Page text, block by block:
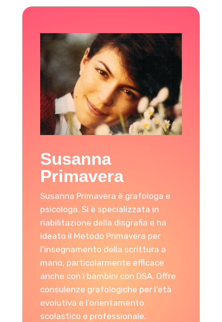
Susanna
Primavera
Susanna Primavera è grafologa e
psicologa. Si è specializzata in
riabilitazione della disgrafia e ha
ideato il Metodo Primavera per
l’insegnamento della scrittura a
mano, particolarmente efficace
anche con i bambini con DSA. Offre
consulenze grafologiche per l’età
evolutiva e l’orientamento
scolastico e professionale,